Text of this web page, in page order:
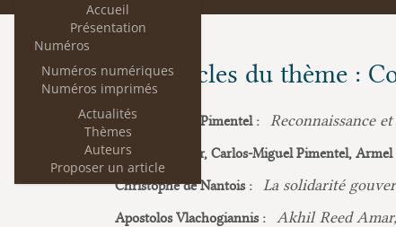
Accueil
Présentation
Numéros
Numéros numériques
Numéros imprimés
Actualités
Thèmes
Auteurs
Proposer un article
Les articles du thème :
Carlos-Miguel Pimentel : Reconnaissance
Denis Baranger, Carlos-Miguel Pimentel,
Christophe de Nantois : La solidarité
Apostolos Vlachogiannis :
Akhil Reed